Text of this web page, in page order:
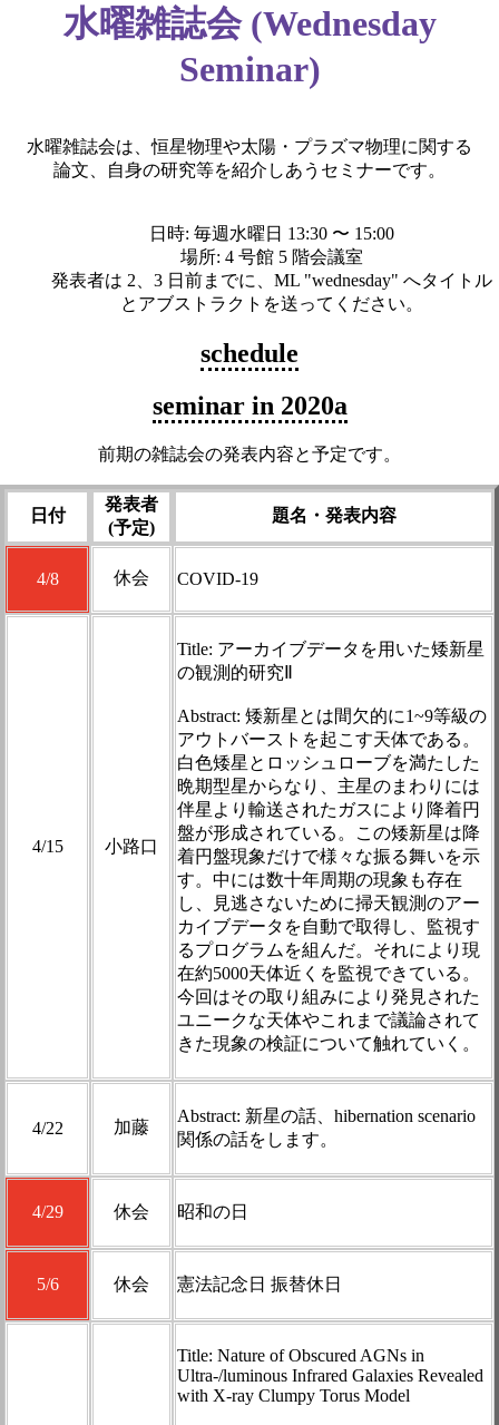
水曜雑誌会 (Wednesday
Seminar)
水曜雑誌会は、恒星物理や太陽・プラズマ物理に関する
論文、自身の研究等を紹介しあうセミナーです。
日時: 毎週水曜日 13:30 〜 15:00
場所: 4 号館 5 階会議室
発表者は 2、3 日前までに、ML "wednesday" へタイトル
とアブストラクトを送ってください。
schedule
seminar in 2020a
前期の雑誌会の発表内容と予定です。
日付
発表者
(予定)
題名・発表内容
4/8 休会 COVID-19
4/15 小路口
Title: アーカイブデータを用いた矮新星
の観測的研究Ⅱ
Abstract: 矮新星とは間欠的に1~9等級の
アウトバーストを起こす天体である。
白色矮星とロッシュローブを満たした
晩期型星からなり、主星のまわりには
伴星より輸送されたガスにより降着円
盤が形成されている。この矮新星は降
着円盤現象だけで様々な振る舞いを示
す。中には数十年周期の現象も存在
し、見逃さないために掃天観測のアー
カイブデータを自動で取得し、監視す
るプログラムを組んだ。それにより現
在約5000天体近くを監視できている。
今回はその取り組みにより発見された
ユニークな天体やこれまで議論されて
きた現象の検証について触れていく。
4/22 加藤
Abstract: 新星の話、hibernation scenario
関係の話をします。
4/29 休会 昭和の日
5/6 休会 憲法記念日 振替休日
Title: Nature of Obscured AGNs in
Ultra-/luminous Infrared Galaxies Revealed
with X-ray Clumpy Torus Model